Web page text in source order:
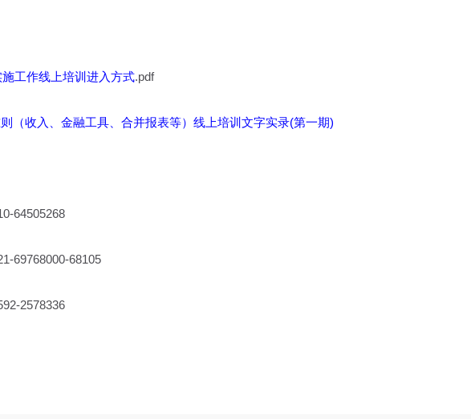
工作线上培训进入方式.pdf
（收入、金融工具、合并报表等）线上培训文字实录(第一期)
64505268
69768000-68105
2578336